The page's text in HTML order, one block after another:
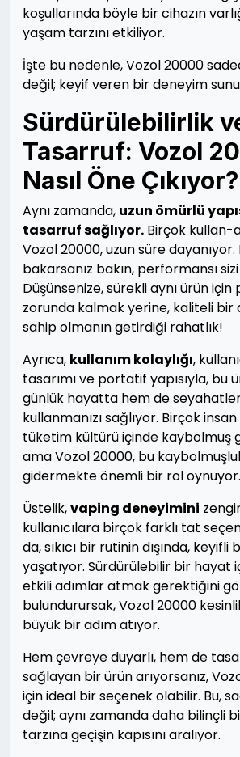
koşullarında böyle bir cihazın
yaşam tarzını etkiliyor.
İşte bu nedenle, Vozol 20000
değil; keyif veren bir deneyim
Sürdürülebilirlik
Tasarruf: Vozol
Nasıl Öne Çıkıyor?
Aynı zamanda, uzun ömürlü
tasarruf sağlıyor. Birçok kullan-
Vozol 20000, uzun süre dayanıyor.
bakarsanız bakın, performansı
Düşünsenize, sürekli aynı ürün
zorunda kalmak yerine, kaliteli
sahip olmanın getirdiği rahatlık!
Ayrıca, kullanım kolaylığı,
tasarımı ve portatif yapısıyla, bu
günlük hayatta hem de
kullanmanızı sağlıyor. Birçok insan
tüketim kültürü içinde kaybolmuş
ama Vozol 20000, bu
gidermekte önemli bir rol oynuyor.
Üstelik,vaping deneyimini
kullanıcılara birçok farklı tat
da, sıkıcı bir rutinin dışında,
yaşatıyor. Sürdürülebilir bir hayat
etkili adımlar atmak gerektiğini
bulundurursak, Vozol 20000
büyük bir adım atıyor.
Hem çevreye duyarlı, hem de
sağlayan bir ürün arıyorsanız,
için ideal bir seçenek olabilir. Bu,
değil; aynı zamanda daha bilinçli
tarzına geçişin kapısını aralıyor.